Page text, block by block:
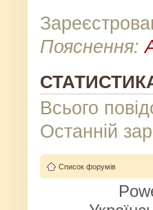
Пояснення:
Всього
Останній
Список форумів